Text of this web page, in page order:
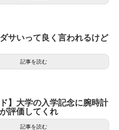
サいって良く言われるけど
記事を読む
ド】大学の入学記念に腕時計
評価してくれ
記事を読む